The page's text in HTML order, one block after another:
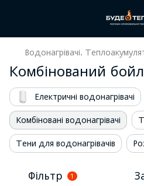
Водонагрівачі.
Комбінований
Електричні водонагрівачі
Комбіновані водонагрівачі
Тени для водонагрівачів
Фільтр 1